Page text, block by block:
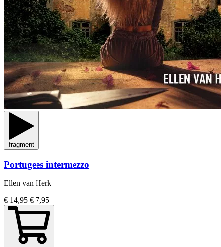
fragment
Portugees intermezzo
Ellen van Herk
€ 14,95 € 7,95